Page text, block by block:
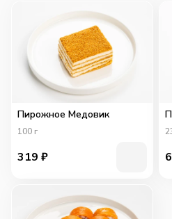
Пирожное Медовик
100 г
319 ₽